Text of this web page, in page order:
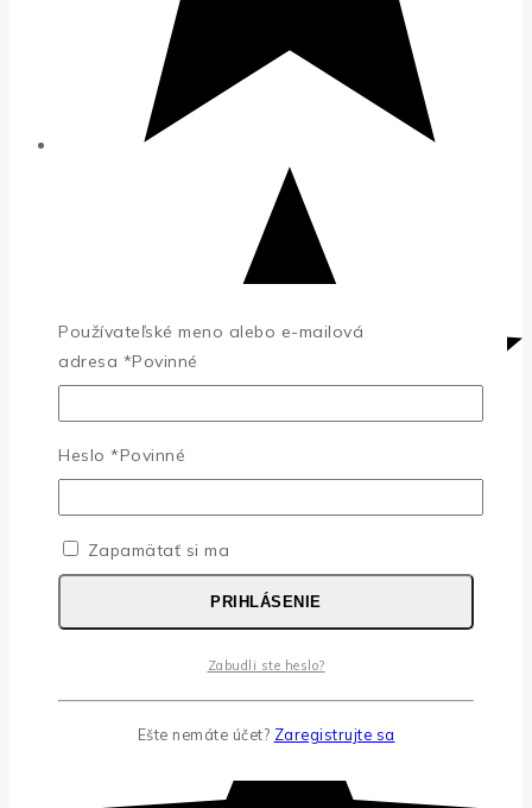
Používateľské meno alebo e-mailová
adresa *Povinné
Heslo *Povinné
Zapamätať si ma
PRIHLÁSENIE
Zabudli ste heslo?
Ešte nemáte účet? Zaregistrujte sa